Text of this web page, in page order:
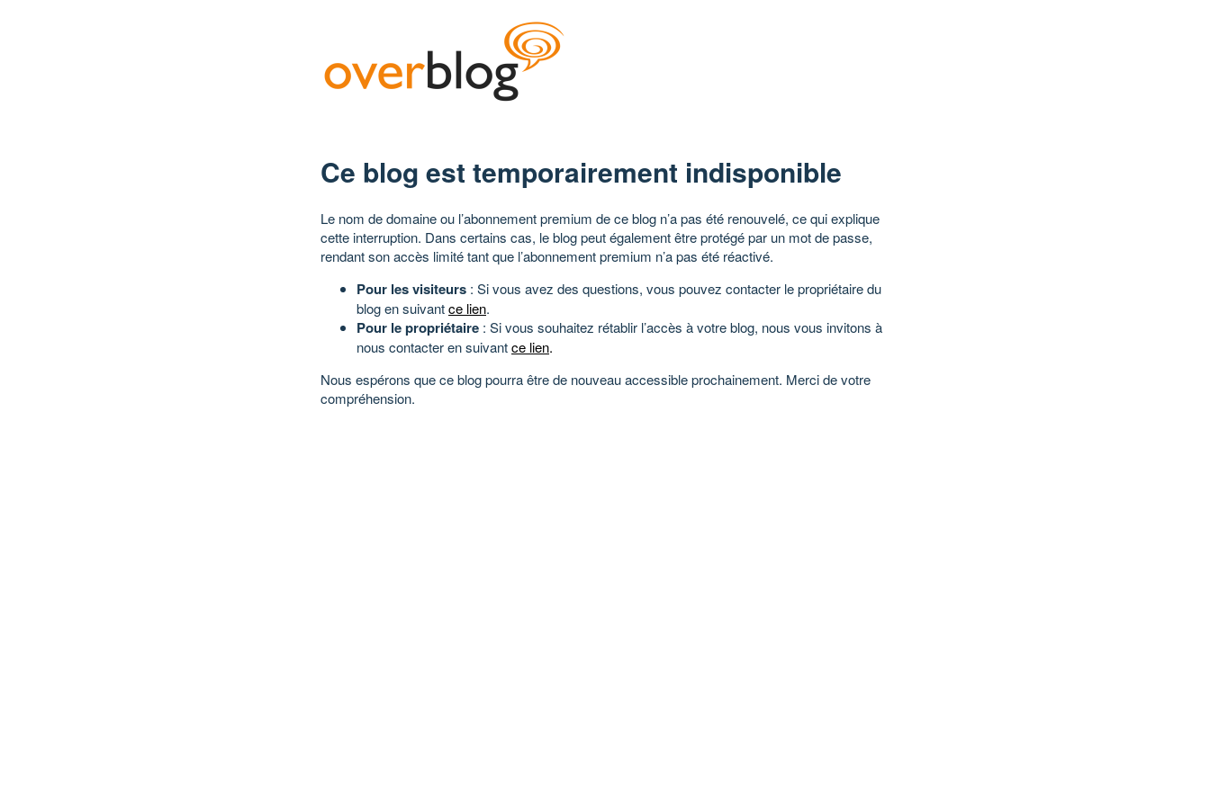
Ce blog est temporairement indisponible
Le nom de domaine ou l’abonnement premium de ce blog n’a pas été renouvelé, ce qui explique
cette interruption. Dans certains cas, le blog peut également être protégé par un mot de passe,
rendant son accès limité tant que l’abonnement premium n’a pas été réactivé.
Pour les visiteurs : Si vous avez des questions, vous pouvez contacter le propriétaire du
blog en suivantce lien.
Pour le propriétaire : Si vous souhaitez rétablir l’accès à votre blog, nous vous invitons à
nous contacter en suivantce lien.
Nous espérons que ce blog pourra être de nouveau accessible prochainement. Merci de votre
compréhension.